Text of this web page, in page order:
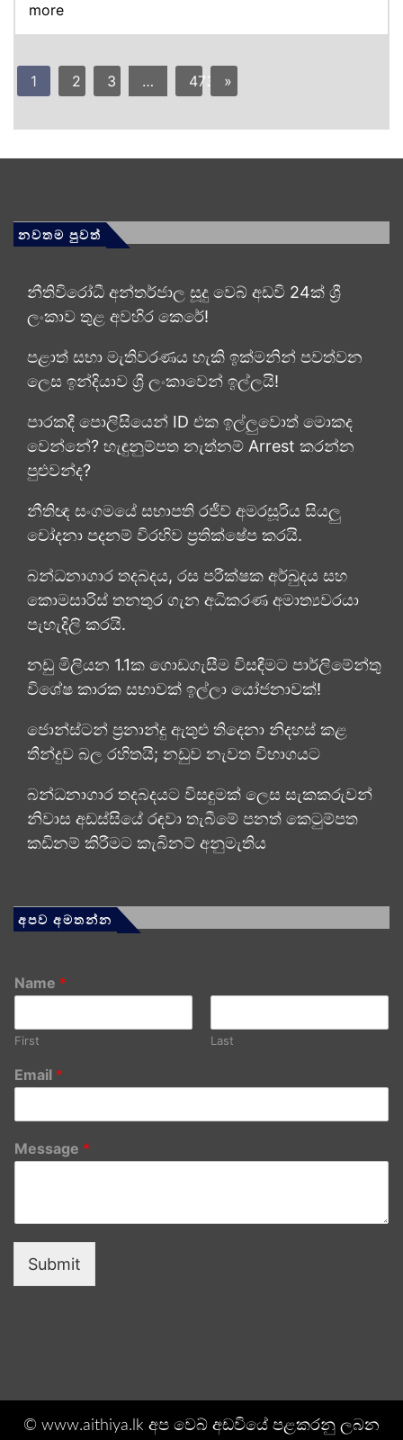
more
1 2 3 … 473 »
නවතම පුවත්
නීතිවිරෝධී අන්තර්ජාල සූදු වෙබ් අඩවි 24ක් ශ්‍රී
ලංකාව තුළ අවහිර කෙරේ!
පළාත් සභා මැතිවරණය හැකි ඉක්මනින් පවත්වන
ලෙස ඉන්දියාව ශ්‍රී ලංකාවෙන් ඉල්ලයි!
පාරකදී පොලිසියෙන් ID එක ඉල්ලුවොත් මොකද
වෙන්නේ? හැඳුනුම්පත නැත්නම් Arrest කරන්න
පුළුවන්ද?
නීතිඥ සංගමයේ සභාපති රජීව් අමරසූරිය සියලු
චෝදනා පදනම් විරහිව ප්‍රතික්ෂේප කරයි.
බන්ධනාගාර තදබදය, රස පරීක්ෂක අර්බුදය සහ
කොමසාරිස් තනතුර ගැන අධිකරණ අමාත්‍යවරයා
පැහැදිලි කරයි.
නඩු මිලියන 1.1ක ගොඩගැසීම විසඳීමට පාර්ලිමේන්තු
විශේෂ කාරක සභාවක් ඉල්ලා යෝජනාවක්!
ජොන්ස්ටන් ප්‍රනාන්දු ඇතුළු තිදෙනා නිදහස් කළ
තීන්දුව බල රහිතයි; නඩුව නැවත විභාගයට
බන්ධනාගාර තදබදයට විසඳුමක් ලෙස සැකකරුවන්
නිවාස අඩස්සියේ රඳවා තැබීමේ පනත් කෙටුම්පත
කඩිනම් කිරීමට කැබිනට් අනුමැතිය
අපව අමතන්න
Name *
First Last
Email *
Message *
Submit
© www.aithiya.lk අප වෙබ් අඩවියේ පළකරනු ලබන